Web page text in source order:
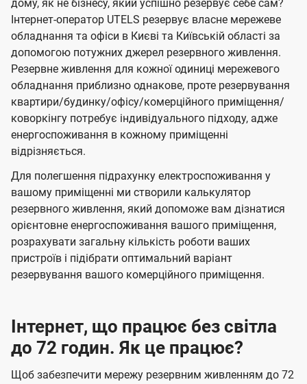
дому, як не бізнесу, який успішно резервує себе сам?
Інтернет-оператор UTELS резервує власне мережеве
обладнання та офіси в Києві та Київській області за
допомогою потужних джерел резервного живлення.
Резервне живлення для кожної одиниці мережевого
обладнання приблизно однакове, проте резервування
квартири/будинку/офісу/комерційного приміщення/
коворкінгу потребує індивідуального підходу, адже
енергоспоживання в кожному приміщенні
відрізняється.
Для полегшення підрахунку електроспоживання у
вашому приміщенні ми створили калькулятор
резервного живлення, який допоможе вам дізнатися
орієнтовне енергоспоживання вашого приміщення,
розрахувати загальну кількість роботи ваших
пристроїв і підібрати оптимальний варіант
резервування вашого комерційного приміщення.
Інтернет, що працює без світла
до 72 годин. Як це працює?
Щоб забезпечити мережу резервним живленням до 72